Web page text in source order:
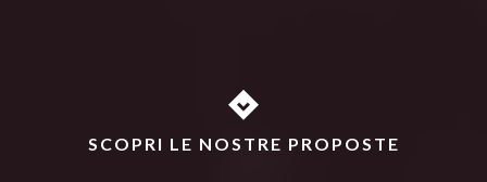
SCOPRI LE NOSTRE PROPOSTE